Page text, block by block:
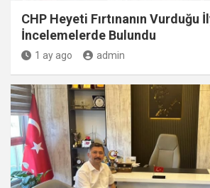
CHP Heyeti Fırtınanın Vurduğu
İncelemelerde Bulundu
1 ay ago admin